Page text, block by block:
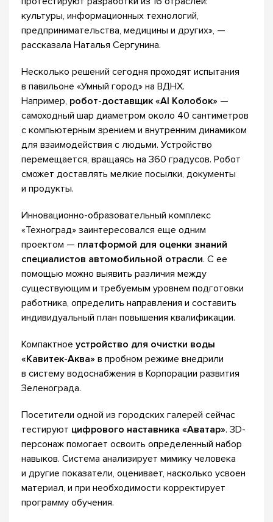
культуры, информационных технологий,
предпринимательства, медицины и других», —
рассказала Наталья Сергунина.
Несколько решений сегодня проходят испытания
в павильоне «Умный город» на ВДНХ.
Например, робот-доставщик «AI Колобок» —
самоходный шар диаметром около 40 сантиметров
с компьютерным зрением и внутренним динамиком
для взаимодействия с людьми. Устройство
перемещается, вращаясь на 360 градусов. Робот
сможет доставлять мелкие посылки, документы
и продукты.
Инновационно-образовательный комплекс
«Техноград» заинтересовался еще одним
проектом — платформой для оценки знаний
специалистов автомобильной отрасли. С ее
помощью можно выявить различия между
существующим и требуемым уровнем подготовки
работника, определить направления и составить
индивидуальный план повышения квалификации.
Компактное устройство для очистки воды
«Кавитек-Аква» в пробном режиме внедрили
в систему водоснабжения в Корпорации развития
Зеленограда.
Посетители одной из городских галерей сейчас
тестируют цифрового наставника «Аватар». 3D-
персонаж помогает освоить определенный набор
навыков. Система анализирует мимику человека
и другие показатели, оценивает, насколько усвоен
материал, и при необходимости корректирует
программу обучения.